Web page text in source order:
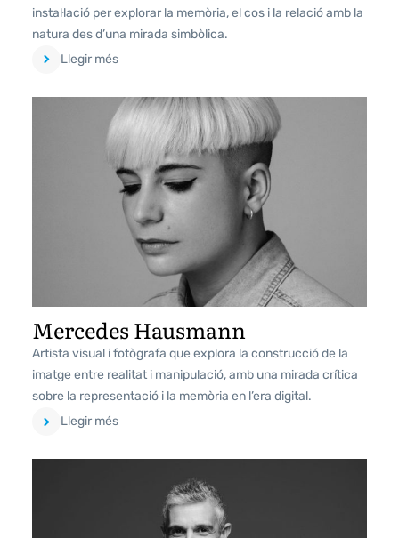
instal·lació per explorar la memòria, el cos i la relació amb la
natura des d’una mirada simbòlica.
Llegir més
Mercedes Hausmann
Artista visual i fotògrafa que explora la construcció de la
imatge entre realitat i manipulació, amb una mirada crítica
sobre la representació i la memòria en l’era digital.
Llegir més